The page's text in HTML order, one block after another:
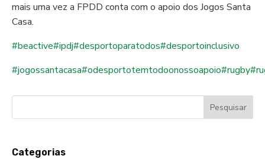
mais uma vez a FPDD conta com o apoio dos Jogos Santa
Casa.
#beactive#ipdj#desportoparatodos#desportoinclusivo
#jogossantacasa#odesportotemtodoonossoapoio#rugby
Categorias